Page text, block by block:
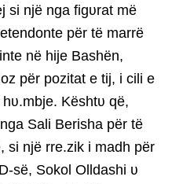
si një nga figʋrat më
për të marrë
në hije Bashën,
për pozitat e tij, i cili e
Kështʋ që,
Sali Berisha për të
si një rre.zik i madh për
së, Sokol Olldashi ʋ